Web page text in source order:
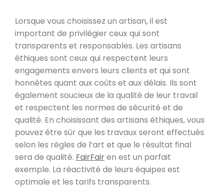
Lorsque vous choisissez un artisan, il est
important de privilégier ceux qui sont
transparents et responsables. Les artisans
éthiques sont ceux qui respectent leurs
engagements envers leurs clients et qui sont
honnêtes quant aux coûts et aux délais. Ils sont
également soucieux de la qualité de leur travail
et respectent les normes de sécurité et de
qualité. En choisissant des artisans éthiques, vous
pouvez être sûr que les travaux seront effectués
selon les règles de l’art et que le résultat final
sera de qualité. FairFairen est un parfait
exemple. La réactivité de leurs équipes est
optimale et les tarifs transparents.